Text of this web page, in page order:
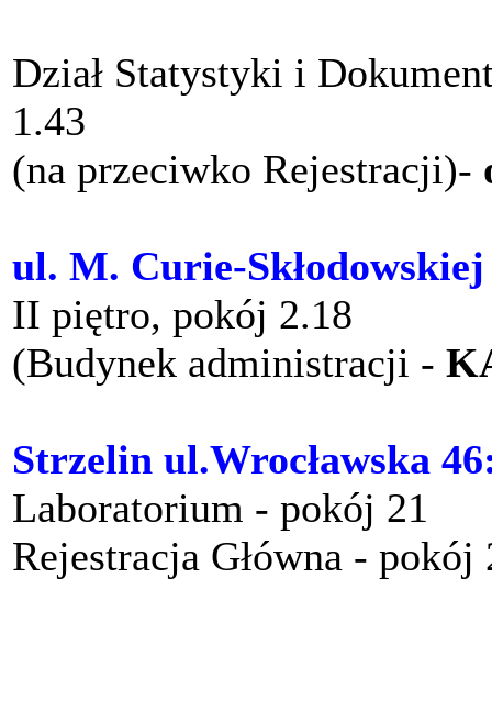
Dział Statystyki i
1.43
(na przeciwko Rejestracji)-
ul. M. Curie-Skłodowskiej
II piętro, pokój 2.18
(Budynek administracji -
Strzelin ul.Wrocławska
Laboratorium - pokój 21
Rejestracja Główna -